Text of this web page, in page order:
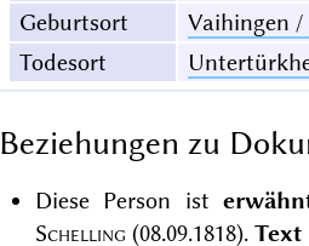
Geburtsort
Vaihingen /
Todesort
Beziehungen zu
Diese Person ist
Schelling (08.09.1818). Text